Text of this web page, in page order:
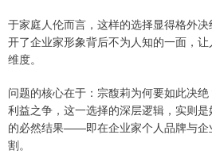
于家庭人伦而言，这样的选择显得格外
开了企业家形象背后不为人知的一面，
维度。
问题的核心在于：宗馥莉为何要如此决
利益之争，这一选择的深层逻辑，实则是
的必然结果——即在企业家个人品牌与企
割。